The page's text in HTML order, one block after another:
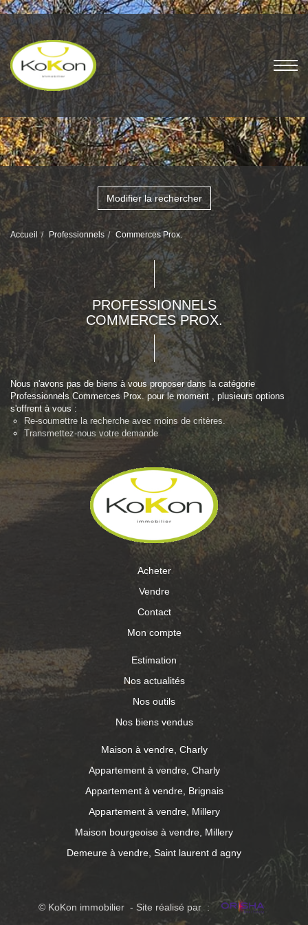
Modifier la rechercher
Accueil Professionnels Commerces Prox.
PROFESSIONNELS
COMMERCES PROX.
Nous n'avons pas de biens à vous proposer dans la catégorie
Professionnels Commerces Prox. pour le moment , plusieurs options
s'offrent à vous :
Re-soumettre la recherche avec moins de critères.
Transmettez-nous votre demande
Acheter
Vendre
Contact
Mon compte
Estimation
Nos actualités
Nos outils
Nos biens vendus
Maison à vendre, Charly
Appartement à vendre, Charly
Appartement à vendre, Brignais
Appartement à vendre, Millery
Maison bourgeoise à vendre, Millery
Demeure à vendre, Saint laurent d agny
© KoKon immobilier - Site réalisé par :